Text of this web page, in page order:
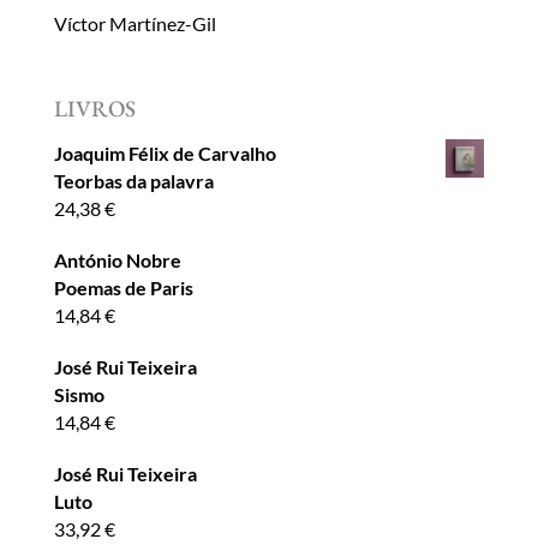
Víctor Martínez-Gil
LIVROS
Joaquim Félix de Carvalho
Teorbas da palavra
24,38€
António Nobre
Poemas de Paris
14,84€
José Rui Teixeira
Sismo
14,84€
José Rui Teixeira
Luto
33,92€